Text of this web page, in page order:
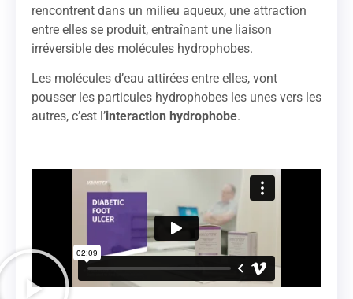
rencontrent dans un milieu aqueux, une attraction
entre elles se produit, entraînant une liaison
irréversible des molécules hydrophobes.
Les molécules d’eau attirées entre elles, vont
pousser les particules hydrophobes les unes vers les
autres, c’est l’interaction hydrophobe.